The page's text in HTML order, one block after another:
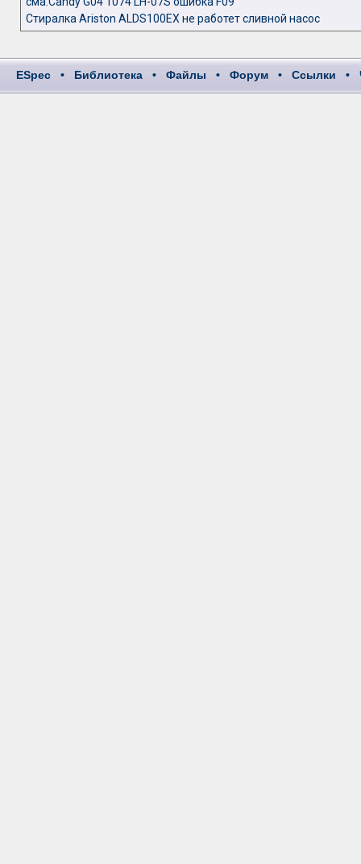
Стиралка Аriston ALDS100EX не работет сливной насос
ESpec • Библиотека • Файлы • Форум • Ссылки •